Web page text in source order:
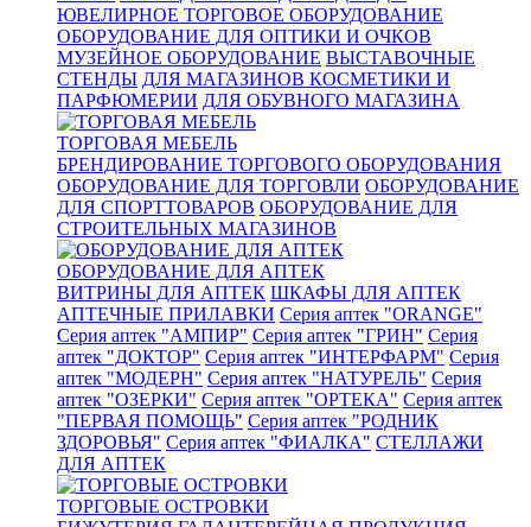
ЮВЕЛИРНОЕ ТОРГОВОЕ ОБОРУДОВАНИЕ
ОБОРУДОВАНИЕ ДЛЯ ОПТИКИ И ОЧКОВ
МУЗЕЙНОЕ ОБОРУДОВАНИЕ ВЫСТАВОЧНЫЕ
СТЕНДЫ ДЛЯ МАГАЗИНОВ КОСМЕТИКИ И
ПАРФЮМЕРИИ ДЛЯ ОБУВНОГО МАГАЗИНА
ТОРГОВАЯ МЕБЕЛЬ
БРЕНДИРОВАНИЕ ТОРГОВОГО ОБОРУДОВАНИЯ
ОБОРУДОВАНИЕ ДЛЯ ТОРГОВЛИ ОБОРУДОВАНИЕ
ДЛЯ СПОРТТОВАРОВ ОБОРУДОВАНИЕ ДЛЯ
СТРОИТЕЛЬНЫХ МАГАЗИНОВ
ОБОРУДОВАНИЕ ДЛЯ АПТЕК
ВИТРИНЫ ДЛЯ АПТЕК ШКАФЫ ДЛЯ АПТЕК
АПТЕЧНЫЕ ПРИЛАВКИ Серия аптек "ORANGE"
Серия аптек "АМПИР" Серия аптек "ГРИН" Серия
аптек "ДОКТОР" Серия аптек "ИНТЕРФАРМ" Серия
аптек "МОДЕРН" Серия аптек "НАТУРЕЛЬ" Серия
аптек "ОЗЕРКИ" Серия аптек "ОРТЕКА" Серия аптек
"ПЕРВАЯ ПОМОЩЬ" Серия аптек "РОДНИК
ЗДОРОВЬЯ" Серия аптек "ФИАЛКА" СТЕЛЛАЖИ
ДЛЯ АПТЕК
ТОРГОВЫЕ ОСТРОВКИ